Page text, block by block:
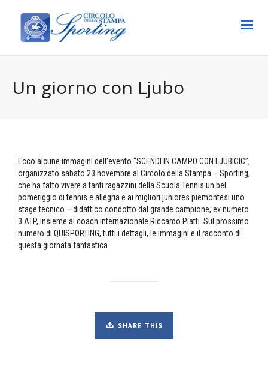
Un giorno con Ljubo
Ecco alcune immagini dell’evento “SCENDI IN CAMPO CON LJUBICIC”,
organizzato sabato 23 novembre al Circolo della Stampa – Sporting,
che ha fatto vivere a tanti ragazzini della Scuola Tennis un bel
pomeriggio di tennis e allegria e ai migliori juniores piemontesi uno
stage tecnico – didattico condotto dal grande campione, ex numero
3 ATP, insieme al coach internazionale Riccardo Piatti. Sul prossimo
numero di QUISPORTING, tutti i dettagli, le immagini e il racconto di
questa giornata fantastica.
SHARE THIS